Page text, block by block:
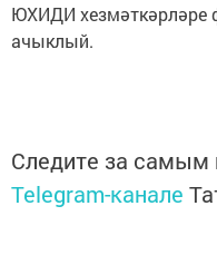
ЮХИДИ хезмәткәрләре
ачыклый.
Следите за
Telegram-канале